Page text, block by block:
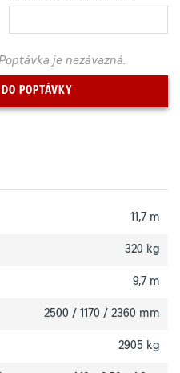
je nezávazná.
POPTÁVKY
11,7 m
320 kg
9,7 m
2500 / 1170 / 2360 mm
2905 kg